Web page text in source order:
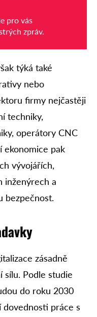
pro vás
zpráv.
týká také
nebo
firmy nejčastěji
techniky,
operátory CNC
ekonomice pak
vývojářích,
inženýrech a
bezpečnost.
zásadně
sílu. Podle studie
do roku 2030
práce s